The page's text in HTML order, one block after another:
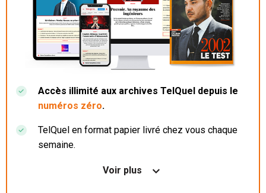
Accès illimité aux archives TelQuel depuis le
numéros zéro.
TelQuel en format papier livré chez vous chaque
semaine.
Nos articles en illimité sur ordinateur, tablette et
Voir plus